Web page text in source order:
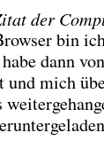
der
bin
dann
und mich